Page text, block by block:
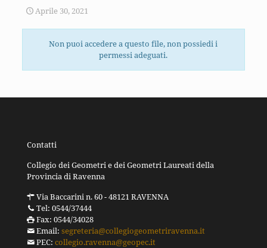
Aprile 30, 2021
Non puoi accedere a questo file, non possiedi i
permessi adeguati.
Contatti
Collegio dei Geometri e dei Geometri Laureati della
Provincia di Ravenna
Via Baccarini n. 60 - 48121 RAVENNA
Tel: 0544/37444
Fax: 0544/34028
Email: segreteria@collegiogeometriravenna.it
PEC: collegio.ravenna@geopec.it